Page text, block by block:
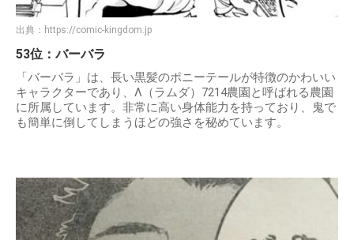
出典： https://comic-kingdom.jp
53位：バーバラ
「バーバラ」は、長い黒髪のポニーテールが特徴のかわいい
キャラクターであり、Λ（ラムダ）7214農園と呼ばれる農園
に所属しています。非常に高い身体能力を持っており、鬼で
も簡単に倒してしまうほどの強さを秘めています。